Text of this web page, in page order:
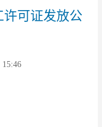
许可证发放公